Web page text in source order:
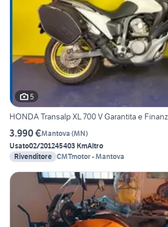
5
HONDA Transalp XL 700 V Garantita e
3.990 €Mantova (MN)
Usato02/201245403 KmAltro
Rivenditore CMTmotor - Mantova